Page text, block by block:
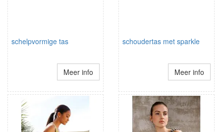
schelpvormige tas
Meer info
schoudertas met sparkle
Meer info